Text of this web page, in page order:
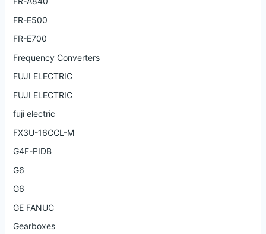
FR-E500
FR-E700
Frequency Converters
FUJI ELECTRIC
FUJI ELECTRIC
fuji electric
FX3U-16CCL-M
G4F-PIDB
G6
G6
GE FANUC
Gearboxes